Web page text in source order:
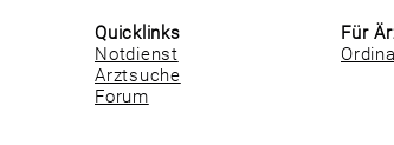
Quicklinks
Notdienst
Arztsuche
Forum
Für